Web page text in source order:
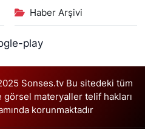
Haber Arşivi
Sonses.tv Bu sitedeki tüm
görsel materyaller telif hakları
korunmaktadır